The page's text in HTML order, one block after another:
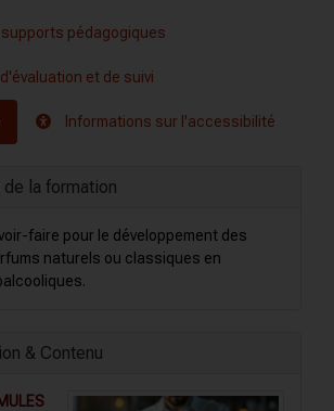
pédagogiques
et de suivi
Informations sur l'accessibilité
la formation
faire pour le développement des
naturels ou classiques en
& Contenu